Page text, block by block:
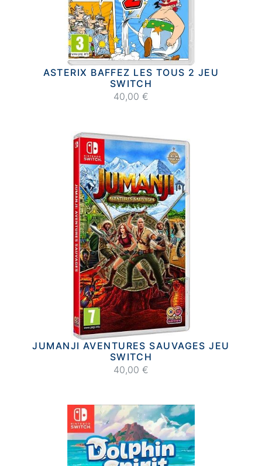
ASTERIX BAFFEZ LES TOUS 2 JEU
SWITCH
40,00 €
JUMANJI AVENTURES SAUVAGES JEU
SWITCH
40,00 €